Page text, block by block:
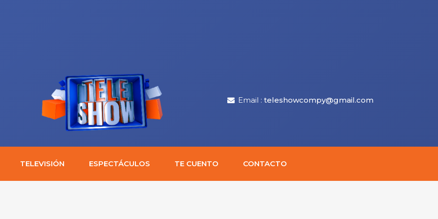
Email : teleshowcompy@gmail.com
TELEVISIÓN ESPECTÁCULOS TE CUENTO CONTACTO